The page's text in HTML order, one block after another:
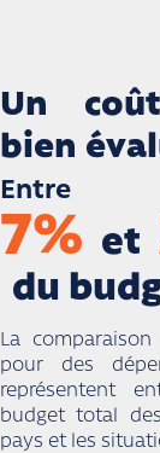
Un
bien
Entre
7% et
du
La
pour des
représentent
budget total
pays et les